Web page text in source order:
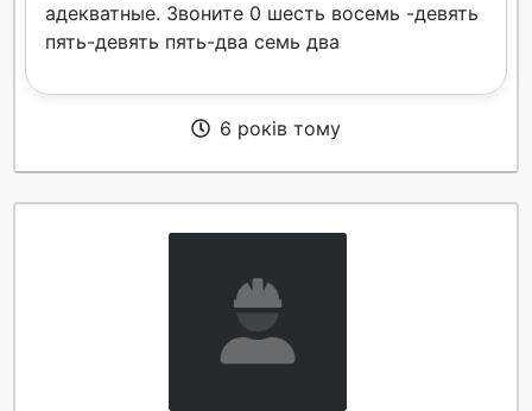
адекватные. Звоните 0 шесть восемь -девять
пять-девять пять-два семь два
6 років тому